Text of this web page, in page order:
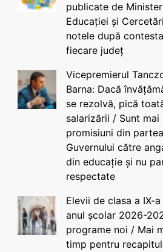
publicate de
Educației și
notele după
fiecare județ
Vicepremierul
Barna: Dacă
se rezolvă, pică
salarizării / Sunt mai
promisiuni din partea
Guvernului către
din educație și nu
respectate
Elevii de clasa a IX-
anul școlar 2026-
programe noi / Mai
timp pentru